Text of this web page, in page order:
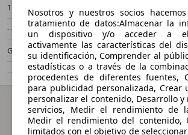
118 kW (160 CV)
Ocasión
- (Propietarios)
Automático
Gasolina
- (l/100 km)
- (g/km)
-/-
Nosotros y nuestros socios
tratamiento de datos:Almacenar la
un dispositivo y/o acceder a
activamente las características del
su identificación, Comprender al
estadísticas o a través de la
procedentes de diferentes fuentes,
para publicidad personalizada, Crear
personalizar el contenido, Desarrollo y
servicios, Medir el rendimiento de
Medir el rendimiento del contenido,
limitados con el objetivo de